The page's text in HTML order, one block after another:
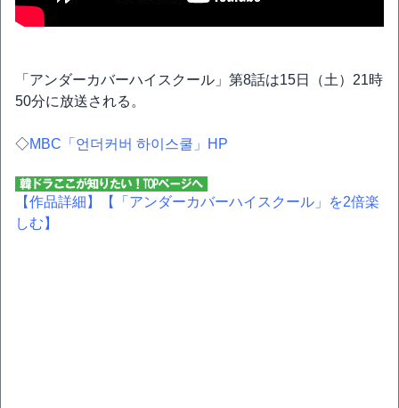
「アンダーカバーハイスクール」第8話は15日（土）21時
50分に放送される。
◇MBC「언더커버 하이스쿨」HP
【作品詳細】
【「アンダーカバーハイスクール」を2倍楽
しむ】